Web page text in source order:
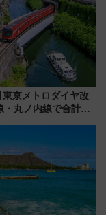
京メトロダイヤ改
・丸ノ内線で合計